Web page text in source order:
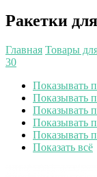
Ракетки
Главная Товары
30
Показывать
Показывать
Показывать
Показывать
Показывать
Показать всё